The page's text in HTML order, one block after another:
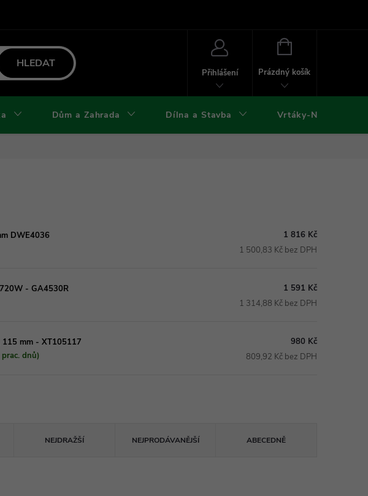
osobních údajů a cookies
HLEDAT
Přihlášení
NÁKUPNÍ
Prázdný košík
Dům a Zahrada Dílna a Stavba Vrtáky-Nástroje
DWE4036
1 816 Kč
1 500,83 Kč bez DPH
- GA4530R
1 591 Kč
1 314,88 Kč bez DPH
115 mm - XT105117
dnů)
980 Kč
809,92 Kč bez DPH
NEJDRAŽŠÍ NEJPRODÁVANĚJŠÍ ABECEDNĚ